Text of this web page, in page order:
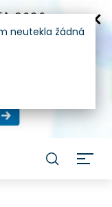
neutekla žádná